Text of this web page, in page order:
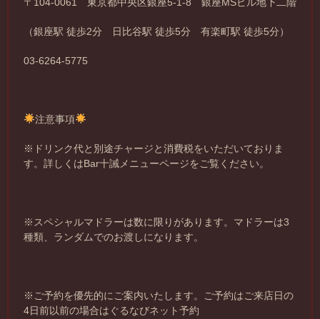
（銀座駅 徒歩2分 日比谷駅 徒歩5分 有楽町駅 徒歩5分）
03-6264-5775
注意事項
※ドリンク代と別途チャージと消費税をいただいておりま
す。詳しくはBar十誡メニューページをご覧ください。
※スペシャルマドラーは数に限りがあります。マドラーは3
種類、ランダムでのお渡しになります。
※ご予約を優先的にご案内いたします。ご予約はご来店日の
4日前以前の場合はぐるなびネット予約